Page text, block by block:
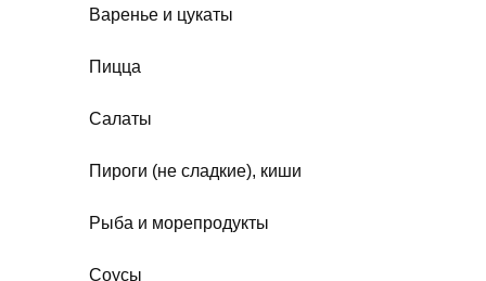
Варенье и цукаты
Пицца
Салаты
Пироги (не сладкие), киши
Рыба и морепродукты
Соусы